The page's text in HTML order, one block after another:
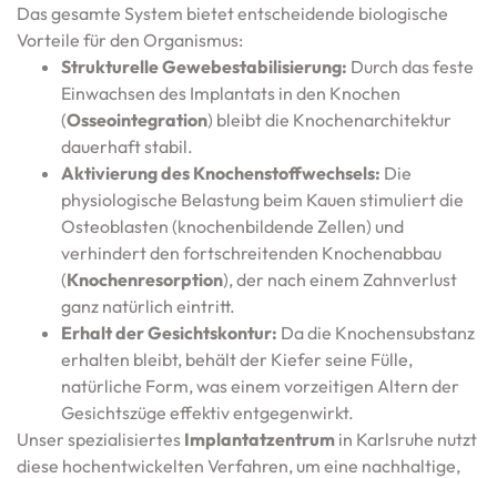
Das gesamte System bietet entscheidende biologische
Vorteile für den Organismus:
Strukturelle Gewebestabilisierung: Durch das feste
Einwachsen des Implantats in den Knochen
(Osseointegration) bleibt die Knochenarchitektur
dauerhaft stabil.
Aktivierung des Knochenstoffwechsels: Die
physiologische Belastung beim Kauen stimuliert die
Osteoblasten (knochenbildende Zellen) und
verhindert den fortschreitenden Knochenabbau
(Knochenresorption), der nach einem Zahnverlust
ganz natürlich eintritt.
Erhalt der Gesichtskontur: Da die Knochensubstanz
erhalten bleibt, behält der Kiefer seine Fülle,
natürliche Form, was einem vorzeitigen Altern der
Gesichtszüge effektiv entgegenwirkt.
Unser spezialisiertes Implantatzentrum in Karlsruhe nutzt
diese hochentwickelten Verfahren, um eine nachhaltige,